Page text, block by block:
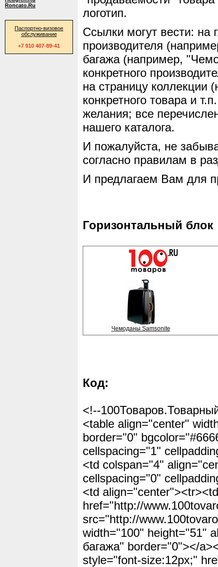
Roncato.Ru
Паспортно-визовое
обслуживание
+7 910 407-89-41
логотип.
Ссылки могут вести: на
производителя
багажа (например,
конкретного
на страницу коллекции
конкретного товара и
желания; все
нашего каталога.
И пожалуйста, не
согласно правилам в
И предлагаем Вам для
Горизонтальный блок
Чемоданы Samsonite
Код:
<!--
<table align="center"
border="0"
cellspacing="1"
<td colspan="4"
cellspacing="0"
<td
href="http://
src="http://
width="100" height="51"
багажа" border="0"></
style="font-size:12px;"